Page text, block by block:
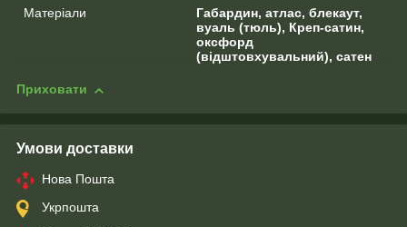
Матеріали
Габардин, атлас, блекаут,
вуаль (тюль), Креп-сатин,
оксфорд
(відштовхувальний), сатен
Приховати
Умови доставки
Нова Пошта
Укрпошта